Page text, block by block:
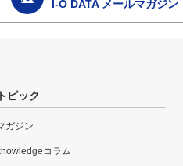
I-O DATA メールマガジン
トピック
ガジン
コラム